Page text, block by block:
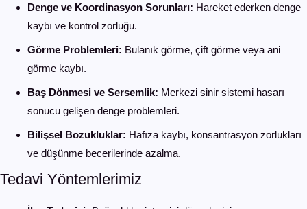
Denge ve Koordinasyon Sorunları: Hareket ederken denge
kaybı ve kontrol zorluğu.
Görme Problemleri: Bulanık görme, çift görme veya ani
görme kaybı.
Baş Dönmesi ve Sersemlik: Merkezi sinir sistemi hasarı
sonucu gelişen denge problemleri.
Bilişsel Bozukluklar: Hafıza kaybı, konsantrasyon zorlukları
ve düşünme becerilerinde azalma.
Tedavi Yöntemlerimiz